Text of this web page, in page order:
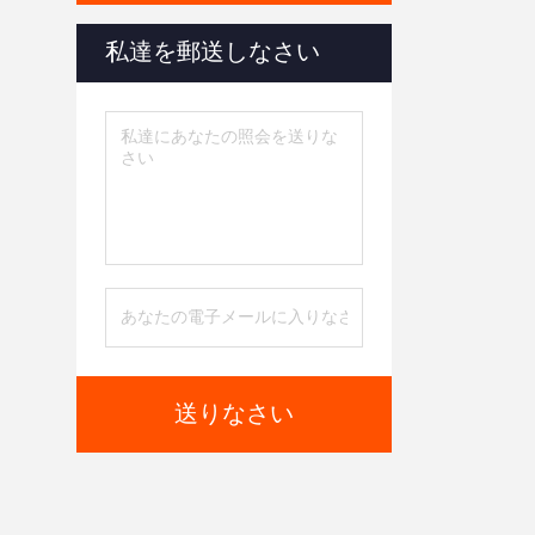
私達を郵送しなさい
送りなさい